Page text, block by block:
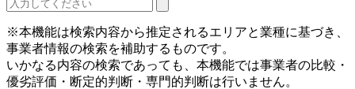
※本機能は検索内容から推定されるエリアと業種に基づき、
事業者情報の検索を補助するものです。
いかなる内容の検索であっても、本機能では事業者の比較・
優劣評価・断定的判断・専門的判断は行いません。